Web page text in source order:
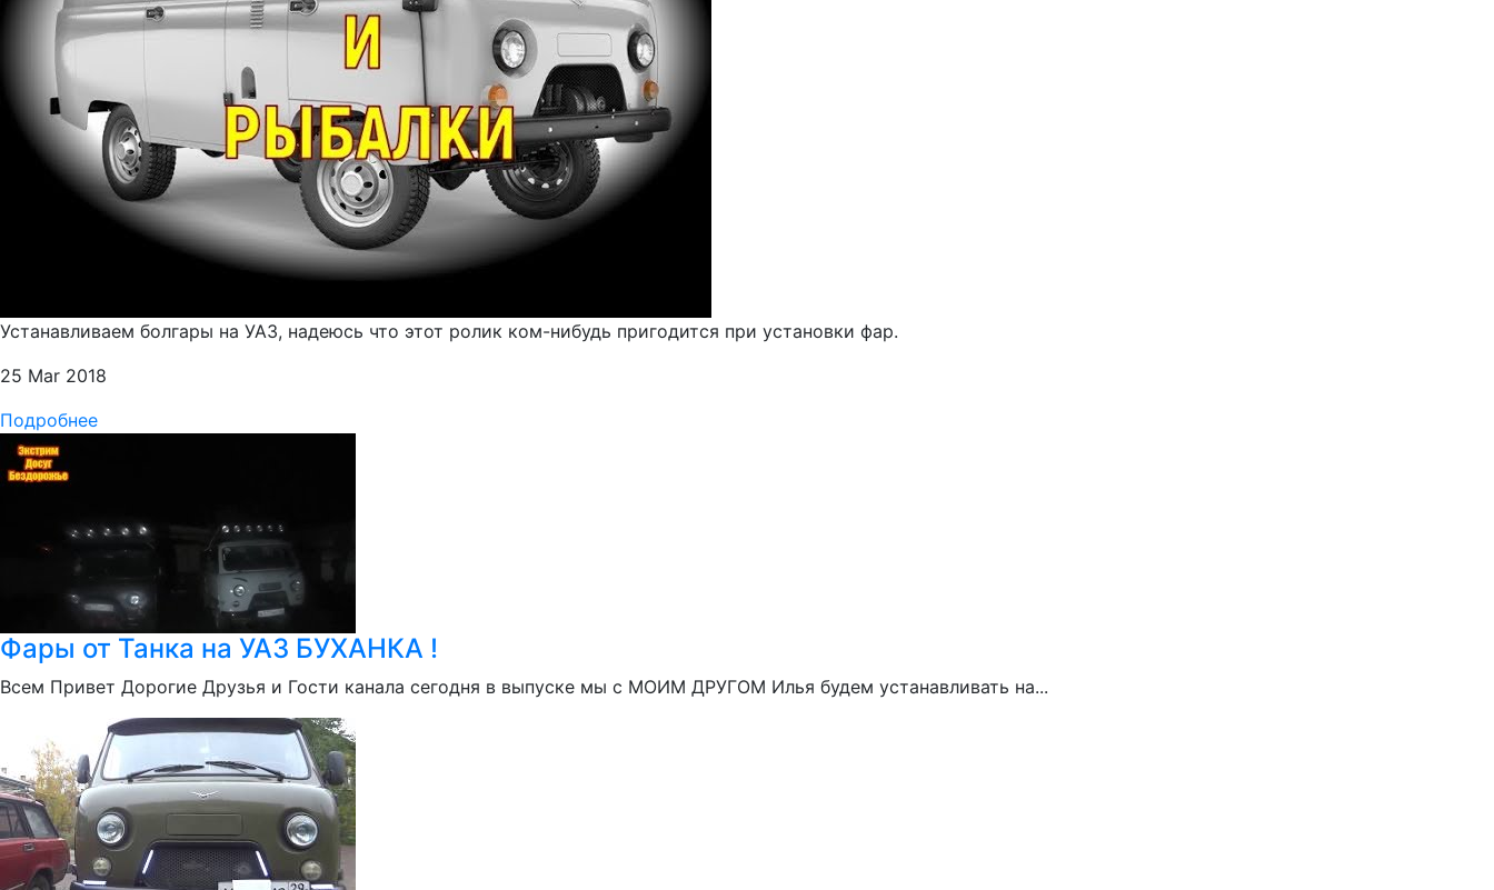
Устанавливаем болгары на УАЗ, надеюсь что этот ролик ком-нибудь пригодится при установки фар.
25 Mar 2018
Подробнее
Фары от Танка на УАЗ БУХАНКА !
Всем Привет Дорогие Друзья и Гости канала сегодня в выпуске мы с МОИМ ДРУГОМ Илья будем устанавливать на...